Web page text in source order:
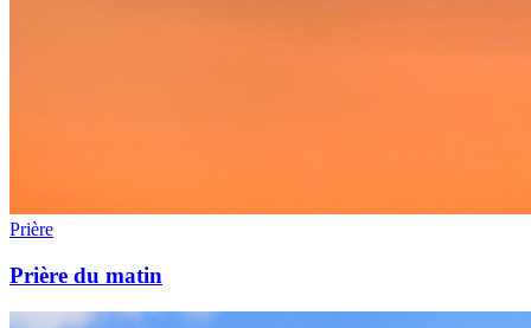
Prière
Prière du matin